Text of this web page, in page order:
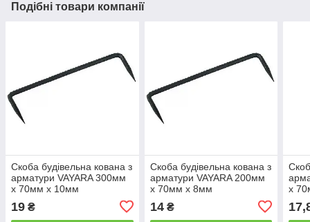
Подібні товари компанії
Скоба будівельна кована з
арматури VAYARA 300мм
х 70мм х 10мм
19 ₴
Скоба будівельна кована з
арматури VAYARA 200мм
х 70мм х 8мм
14₴
х